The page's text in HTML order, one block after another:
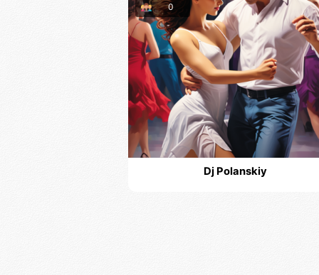
0
Dj Polanskiy